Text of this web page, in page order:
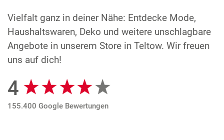
Vielfalt ganz in deiner Nähe: Entdecke Mode,
Haushaltswaren, Deko und weitere unschlagbare
Angebote in unserem Store in Teltow. Wir freuen
uns auf dich!
Google Bewertungen
4
155.400 Google Bewertungen